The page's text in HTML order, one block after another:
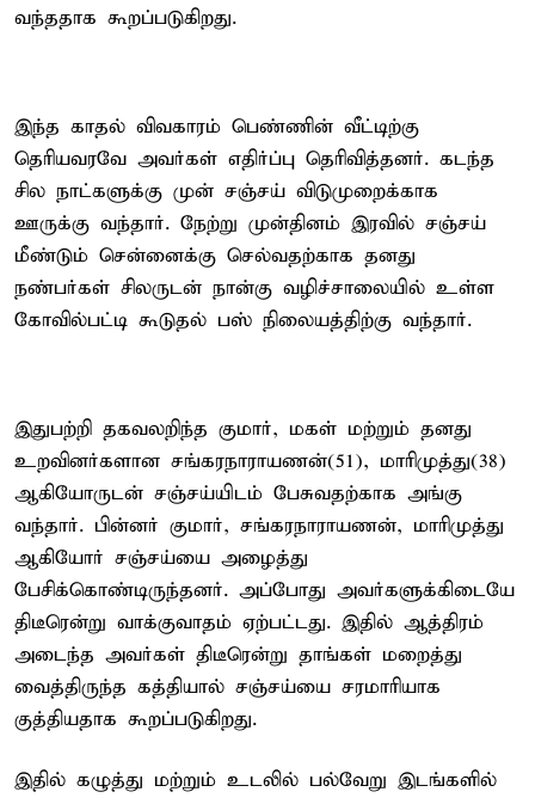
வந்ததாக கூறப்படுகிறது.
இந்த காதல் விவகாரம் பெண்ணின் வீட்டிற்கு
தெரியவரவே அவர்கள் எதிர்ப்பு தெரிவித்தனர். கடந்த
சில நாட்களுக்கு முன் சஞ்சய் விடுமுறைக்காக
ஊருக்கு வந்தார். நேற்று முன்தினம் இரவில் சஞ்சய்
மீண்டும் சென்னைக்கு செல்வதற்காக தனது
நண்பர்கள் சிலருடன் நான்கு வழிச்சாலையில் உள்ள
கோவில்பட்டி கூடுதல் பஸ் நிலையத்திற்கு வந்தார்.
இதுபற்றி தகவலறிந்த குமார், மகள் மற்றும் தனது
உறவினர்களான சங்கரநாராயணன்(51), மாரிமுத்து(38)
ஆகியோருடன் சஞ்சய்யிடம் பேசுவதற்காக அங்கு
வந்தார். பின்னர் குமார், சங்கரநாராயணன், மாரிமுத்து
ஆகியோர் சஞ்சய்யை அழைத்து
பேசிக்கொண்டிருந்தனர். அப்போது அவர்களுக்கிடையே
திடீரென்று வாக்குவாதம் ஏற்பட்டது. இதில் ஆத்திரம்
அடைந்த அவர்கள் திடீரென்று தாங்கள் மறைத்து
வைத்திருந்த கத்தியால் சஞ்சய்யை சரமாரியாக
குத்தியதாக கூறப்படுகிறது.
இதில் கழுத்து மற்றும் உடலில் பல்வேறு இடங்களில்